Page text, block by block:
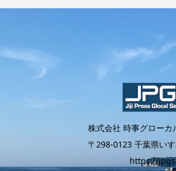
株式会社 時事グローカ
〒298-0123 千葉県い
https://